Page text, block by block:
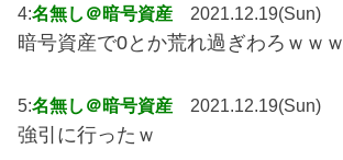
4:名無し＠暗号資産 2021.12.19(Sun)
暗号資産で0とか荒れ過ぎわろｗｗｗ
5:名無し＠暗号資産 2021.12.19(Sun)
強引に行ったｗ